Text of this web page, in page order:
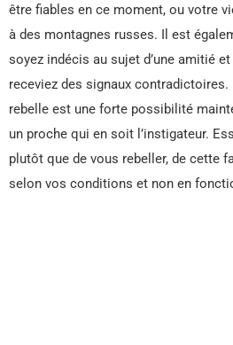
être fiables en ce moment, ou votre
à des montagnes russes. Il est
soyez indécis au sujet d’une amitié
receviez des signaux
rebelle est une forte possibilité
un proche qui en soit l’instigateur.
plutôt que de vous rebeller, de cette
selon vos conditions et non en